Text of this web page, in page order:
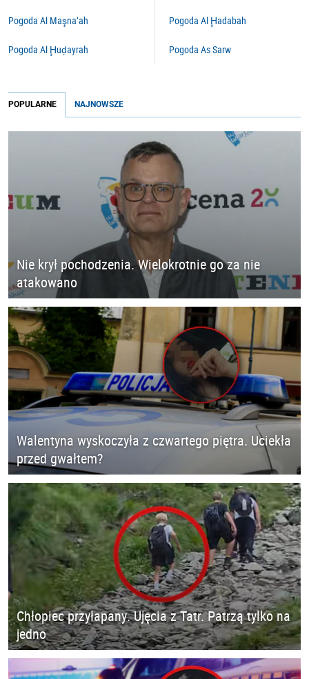
Pogoda Al Maşna‘ah
Pogoda Al Ḩuḑayrah
Pogoda Al Ḩadabah
Pogoda As Sarw
POPULARNE NAJNOWSZE
Nie krył pochodzenia. Wielokrotnie go za nie
atakowano
Walentyna wyskoczyła z czwartego piętra. Uciekła
przed gwałtem?
Chłopiec przyłapany. Ujęcia z Tatr. Patrzą tylko na
jedno